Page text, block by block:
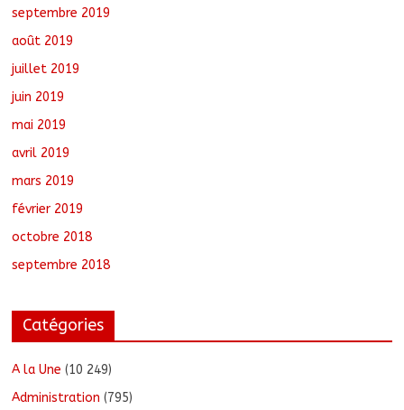
septembre 2019
août 2019
juillet 2019
juin 2019
mai 2019
avril 2019
mars 2019
février 2019
octobre 2018
septembre 2018
Catégories
A la Une (10 249)
Administration (795)